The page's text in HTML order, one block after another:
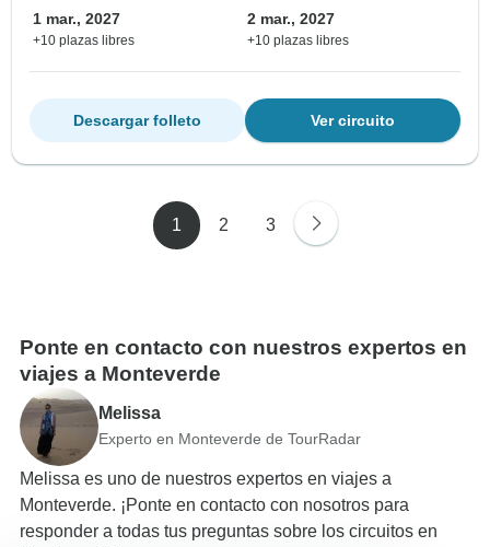
1 mar., 2027
+10 plazas libres
2 mar., 2027
+10 plazas libres
Ver circuito
Descargar folleto
1 2 3
Ponte en contacto con nuestros expertos en
viajes a Monteverde
Melissa
Experto en Monteverde de TourRadar
Melissa es uno de nuestros expertos en viajes a
Monteverde. ¡Ponte en contacto con nosotros para
responder a todas tus preguntas sobre los circuitos en